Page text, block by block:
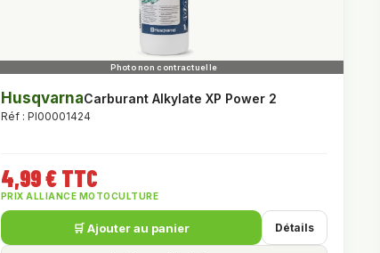
HusqvarnaCarburant Alkylate XP Power 2
Réf : PI00001424
4,99 € TTC
PRIX ALLIANCE MOTOCULTURE
🛒 Ajouter au panier Détails